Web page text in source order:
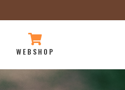

WEBSHOP